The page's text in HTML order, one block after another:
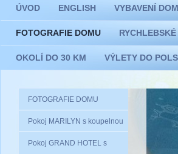
ÚVOD ENGLISH VYBAVENÍ
FOTOGRAFIE DOMU
OKOLÍ DO 30 KM VÝLETY DO
FOTOGRAFIE DOMU
Pokoj MARILYN s koupelnou
Pokoj GRAND HOTEL s